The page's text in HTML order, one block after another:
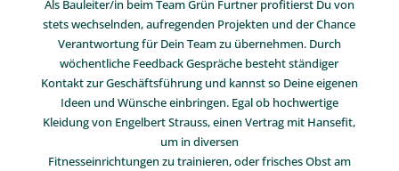
Als Bauleiter/in beim Team Grün Furtner profitierst Du von
stets wechselnden, aufregenden Projekten und der Chance
Verantwortung für Dein Team zu übernehmen. Durch
wöchentliche Feedback Gespräche besteht ständiger
Kontakt zur Geschäftsführung und kannst so Deine eigenen
Ideen und Wünsche einbringen. Egal ob hochwertige
Kleidung von Engelbert Strauss, einen Vertrag mit Hansefit,
um in diversen
Fitnesseinrichtungen zu trainieren, oder frisches Obst am